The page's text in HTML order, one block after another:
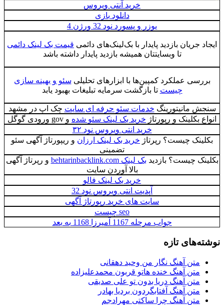
خرید آنتی ویروس
دانلود بازی
یوزر و پسورد نود 32 ورژن 4
ایجاد جریان بازدید پایدار با بک‌لینک‌های دائمی قیمت بک لینک دائمی
تا وبسایتتان همیشه بازدید پایدار داشته باشد
بررسی عملکرد کمپین‌ها با ابزارهای تحلیلی سئو و بهینه سازی
چیست تا بازگشت سرمایه تبلیغات بهبود یابد
سنجش مانیتورینگ خدمات سئو حرفه ای سایت چک اپ در مشهد
انواع بکلینک و رپورتاژ خرید بک لینک سئو شده و gov ورودی گوگل
خرید انتی ویروس نود ۳۲
بکلینک چیست؟ رپرتاژ خرید بک لینک ارزان و ریپورتاژ آگهی سئو
تضمینی
بکلینک چیست؟ بازدید بک لینک behtarinbacklink.com
و رپرتاژ آگهی
بالا آوردن سایت
خرید بک لینک فالو
آپدیت انتی ویروس نود 32
سایت های خرید رپورتاژ آگهی
seo چيست
جواب مرحله 1167 آمیرزا 1168 به بعد
نوشته‌های تازه
متن آهنگ نگار من وحید دهقانی
متن آهنگ خنده هاتو قربون محمدعلیزاده
متن آهنگ دریا بدون تو علی صدیقی
متن آهنگ آفتابگردون بردیا بهادر
متن آهنگ چرا ساکتی مهرادجم